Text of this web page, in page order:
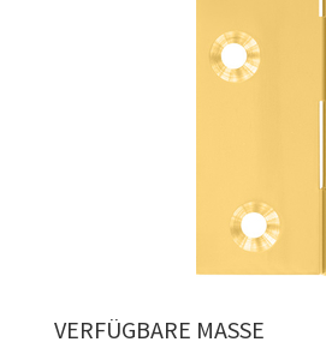
VERFÜGBARE MASSE